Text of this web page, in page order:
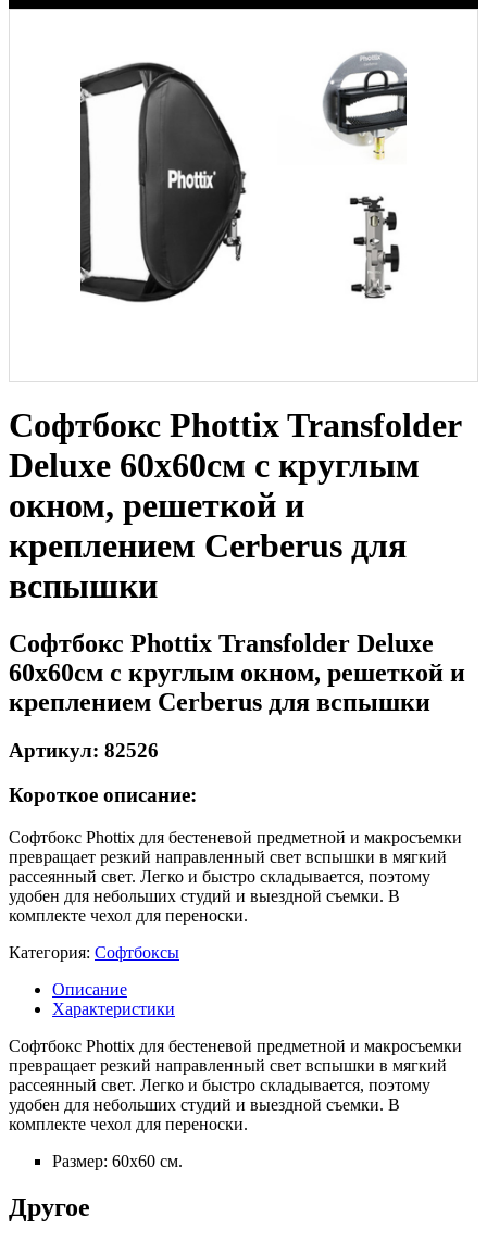
Софтбокс Phottix Transfolder
Deluxe 60x60см с круглым
окном, решеткой и
креплением Cerberus для
вспышки
Софтбокс Phottix Transfolder Deluxe
60x60см с круглым окном, решеткой и
креплением Cerberus для вспышки
Артикул: 82526
Короткое описание:
Софтбокс Phottix для бестеневой предметной и макросъемки
превращает резкий направленный свет вспышки в мягкий
рассеянный свет. Легко и быстро складывается, поэтому
удобен для небольших студий и выездной съемки. В
комплекте чехол для переноски.
Категория: Софтбоксы
Описание
Характеристики
Софтбокс Phottix для бестеневой предметной и макросъемки
превращает резкий направленный свет вспышки в мягкий
рассеянный свет. Легко и быстро складывается, поэтому
удобен для небольших студий и выездной съемки. В
комплекте чехол для переноски.
Размер: 60x60 см.
Другое